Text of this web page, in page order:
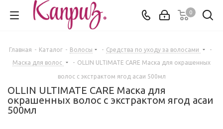
0
Главная - Каталог - Волосы - Средства по уходу за волосами
-
Маска для волос
- OLLIN ULTIMATE CARE Маска для окрашенных
волос с экстрактом ягод асаи 500мл
OLLIN ULTIMATE CARE Маска для
окрашенных волос с экстрактом ягод асаи
500мл